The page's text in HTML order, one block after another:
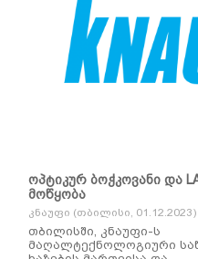
ოპტიკურ ბოჭკოვანი და
მოწყობა
კნაუფი (თბილისი, 01.12.2023)
თბილისში, კნაუფი-ს
მაღალტექნოლოგიური